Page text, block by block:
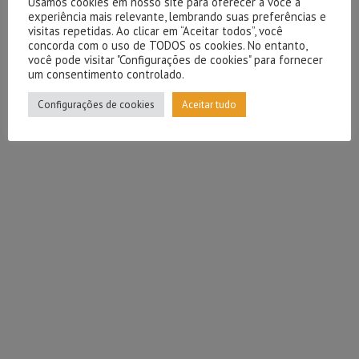
experiência mais relevante, lembrando suas preferências e
visitas repetidas. Ao clicar em “Aceitar todos”, você
concorda com o uso de TODOS os cookies. No entanto,
você pode visitar "Configurações de cookies" para fornecer
um consentimento controlado.
Configurações de cookies Aceitar tudo